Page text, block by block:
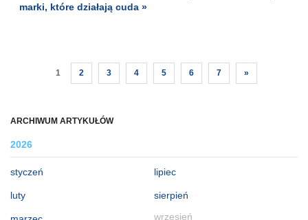
ARCHIWUM ARTYKUŁÓW
2026
styczeń
luty
lipiec
sierpień
wrzesień
marki, które działają cuda »
1 2 3 4 5 6 7 »